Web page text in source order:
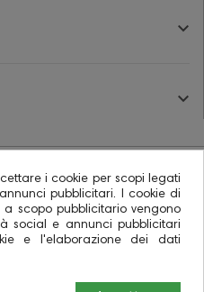


CO.RA. SpA
i cookie per scopi legati
pubblicitari. I cookie di
scopo pubblicitario vengono
social e annunci pubblicitari
e l'elaborazione dei dati